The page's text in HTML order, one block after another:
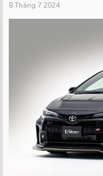
a
r
8 Tháng 7 2024